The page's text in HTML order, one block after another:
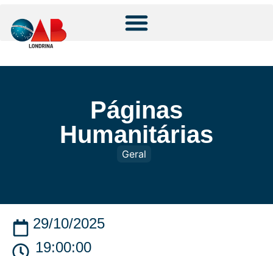
Páginas
Humanitárias
Geral
29/10/2025
19:00:00